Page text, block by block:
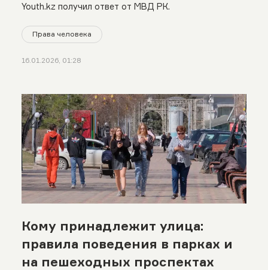
Youth.kz получил ответ от МВД РК.
Права человека
16.01.2026, 01:28
Кому принадлежит улица:
правила поведения в парках и
на пешеходных проспектах